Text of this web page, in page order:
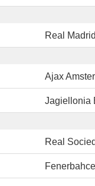
Real Madrid
Ajax
Jagiellonia
Real